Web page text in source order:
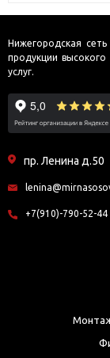
Нижегородская
продукции
услуг.
пр. Ленина д.50
+7(910)-790-52-44